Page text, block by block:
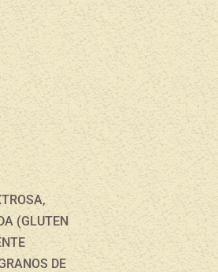
(GLUTEN
DE